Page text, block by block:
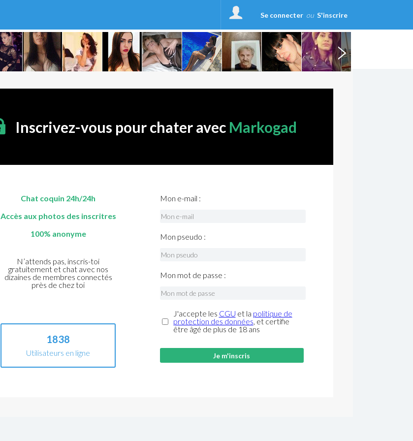
Se connecter ou S'inscrire
Inscrivez-vous pour chater avec Markogad
Chat coquin 24h/24h
Accès aux photos des inscritres
100% anonyme
N’attends pas, inscris-toi
gratuitement et chat avec nos
dizaines de membres connectés
près de chez toi
1838
Utilisateurs en ligne
Mon e-mail :
Mon pseudo :
Mon mot de passe :
J'accepte les CGU et la politique de
protection des données, et certifie
être âgé de plus de 18 ans